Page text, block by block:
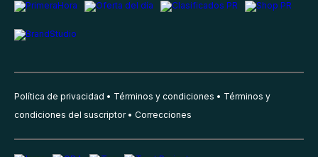
Política de privacidad Términos y condiciones
Términos y
condiciones del suscriptor
Correcciones